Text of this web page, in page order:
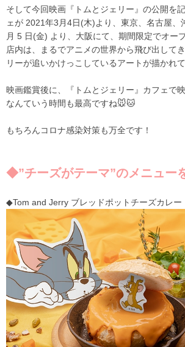
そして今回映画『トムとジェリー』の公開を
ェが 2021年3月4日(木)より、東京、名古屋、
月 5 日(金) より、大阪にて、期間限定でオー
店内は、まるでアニメの世界から飛び出して
リーが追いかけっこしているアートが描かれ
映画鑑賞後に、『トムとジェリー』カフェで
なんていう時間も最高ですね🐭🐱
もちろんコロナ感染対策も万全です！
◆”チーズがテーマ”のメニュー
◆Tom and Jerry ブレッドポットチーズカレ